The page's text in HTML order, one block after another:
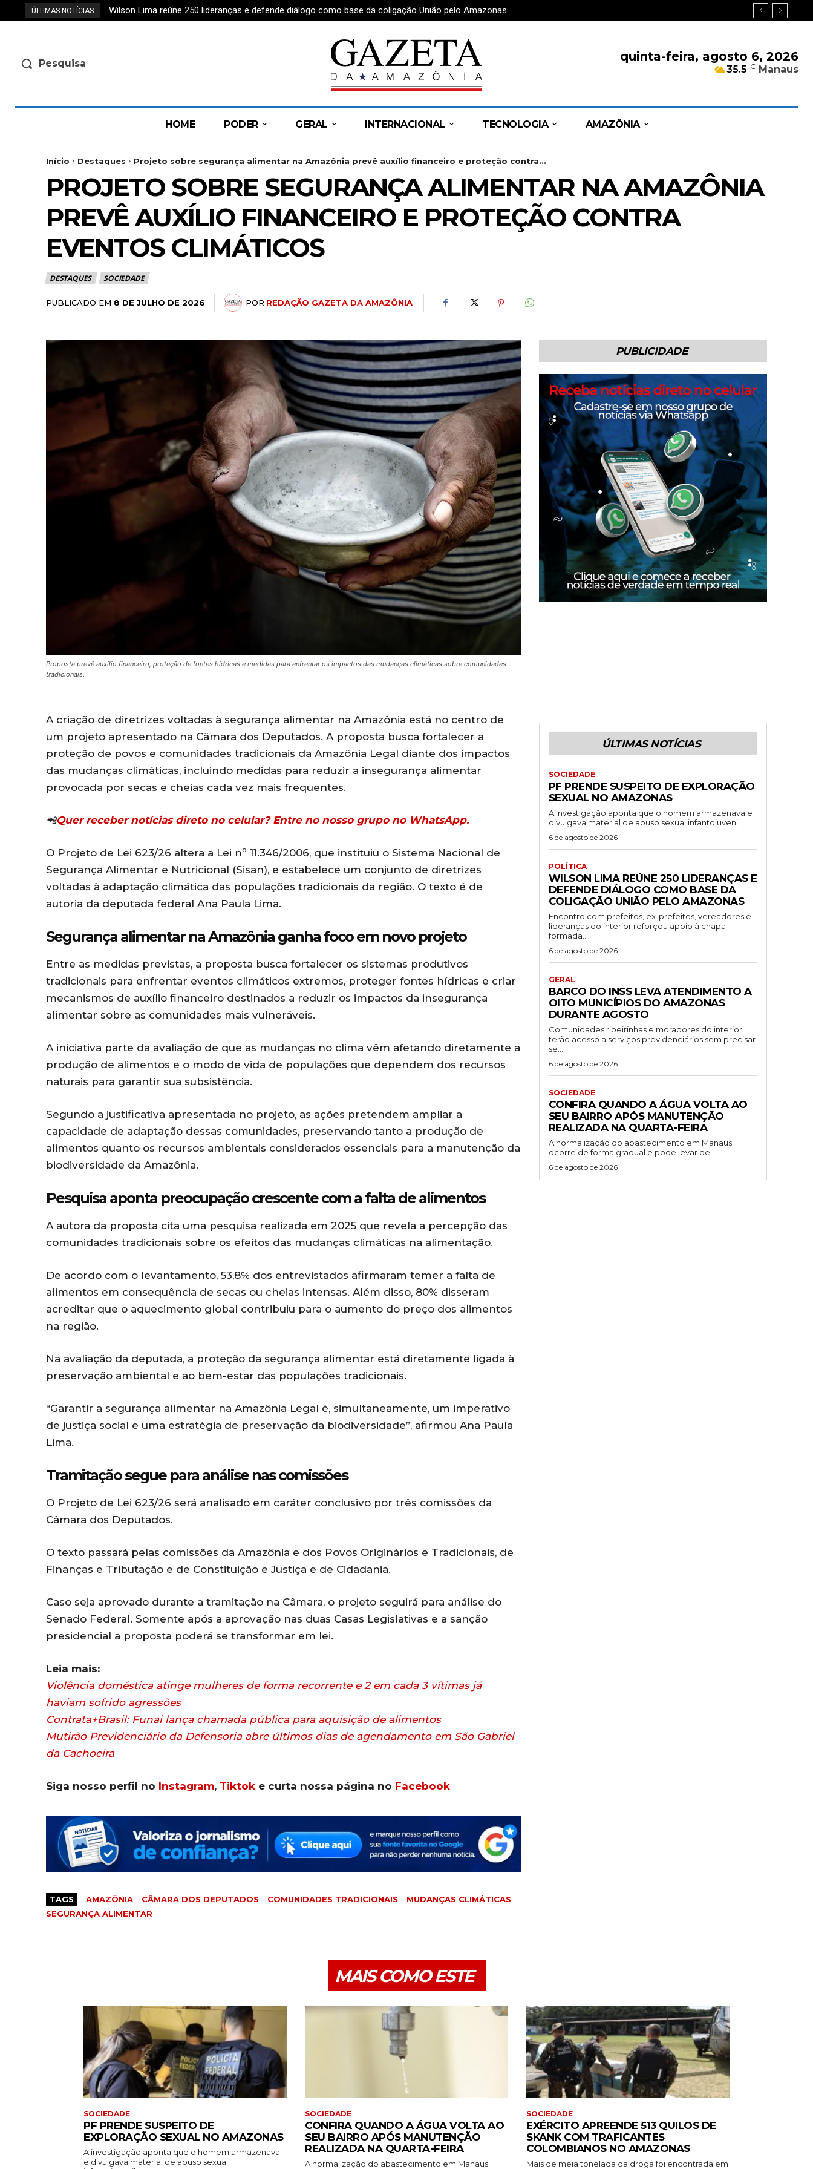
ÚLTIMAS NOTÍCIAS Wilson Lima reúne 250 lideranças e defende diálogo como base da coligação União pelo Amazonas
Pesquisa quinta-feira, agosto 6, 2026
35.5 C Manaus
HOME PODER GERAL INTERNACIONAL TECNOLOGIA AMAZÔNIA
Início Destaques Projeto sobre segurança alimentar na Amazônia prevê auxílio financeiro e proteção contra...
PROJETO SOBRE SEGURANÇA ALIMENTAR NA AMAZÔNIA
PREVÊ AUXÍLIO FINANCEIRO E PROTEÇÃO CONTRA
EVENTOS CLIMÁTICOS
DESTAQUES SOCIEDADE
PUBLICADO EM 8 DE JULHO DE 2026 POR REDAÇÃO GAZETA DA AMAZÔNIA
Proposta prevê auxílio financeiro, proteção de fontes hídricas e medidas para enfrentar os impactos das mudanças climáticas sobre comunidades
tradicionais.
PUBLICIDADE
A criação de diretrizes voltadas à segurança alimentar na Amazônia está no centro de
um projeto apresentado na Câmara dos Deputados. A proposta busca fortalecer a
proteção de povos e comunidades tradicionais da Amazônia Legal diante dos impactos
das mudanças climáticas, incluindo medidas para reduzir a insegurança alimentar
provocada por secas e cheias cada vez mais frequentes.
📲Quer receber notícias direto no celular? Entre no nosso grupo no WhatsApp.
O Projeto de Lei 623/26 altera a Lei nº 11.346/2006, que instituiu o Sistema Nacional de
Segurança Alimentar e Nutricional (Sisan), e estabelece um conjunto de diretrizes
voltadas à adaptação climática das populações tradicionais da região. O texto é de
autoria da deputada federal Ana Paula Lima.
Segurança alimentar na Amazônia ganha foco em novo projeto
Entre as medidas previstas, a proposta busca fortalecer os sistemas produtivos
tradicionais para enfrentar eventos climáticos extremos, proteger fontes hídricas e criar
mecanismos de auxílio financeiro destinados a reduzir os impactos da insegurança
alimentar sobre as comunidades mais vulneráveis.
A iniciativa parte da avaliação de que as mudanças no clima vêm afetando diretamente a
produção de alimentos e o modo de vida de populações que dependem dos recursos
naturais para garantir sua subsistência.
Segundo a justificativa apresentada no projeto, as ações pretendem ampliar a
capacidade de adaptação dessas comunidades, preservando tanto a produção de
alimentos quanto os recursos ambientais considerados essenciais para a manutenção da
biodiversidade da Amazônia.
Pesquisa aponta preocupação crescente com a falta de alimentos
A autora da proposta cita uma pesquisa realizada em 2025 que revela a percepção das
comunidades tradicionais sobre os efeitos das mudanças climáticas na alimentação.
De acordo com o levantamento, 53,8% dos entrevistados afirmaram temer a falta de
alimentos em consequência de secas ou cheias intensas. Além disso, 80% disseram
acreditar que o aquecimento global contribuiu para o aumento do preço dos alimentos
na região.
Na avaliação da deputada, a proteção da segurança alimentar está diretamente ligada à
preservação ambiental e ao bem-estar das populações tradicionais.
“Garantir a segurança alimentar na Amazônia Legal é, simultaneamente, um imperativo
de justiça social e uma estratégia de preservação da biodiversidade”, afirmou Ana Paula
Lima.
Tramitação segue para análise nas comissões
O Projeto de Lei 623/26 será analisado em caráter conclusivo por três comissões da
Câmara dos Deputados.
O texto passará pelas comissões da Amazônia e dos Povos Originários e Tradicionais, de
Finanças e Tributação e de Constituição e Justiça e de Cidadania.
Caso seja aprovado durante a tramitação na Câmara, o projeto seguirá para análise do
Senado Federal. Somente após a aprovação nas duas Casas Legislativas e a sanção
presidencial a proposta poderá se transformar em lei.
Leia mais:
Violência doméstica atinge mulheres de forma recorrente e 2 em cada 3 vítimas já
haviam sofrido agressões
Contrata+Brasil: Funai lança chamada pública para aquisição de alimentos
Mutirão Previdenciário da Defensoria abre últimos dias de agendamento em São Gabriel
da Cachoeira
Siga nosso perfil no Instagram, Tiktok e curta nossa página no Facebook
TAGS AMAZÔNIA CÂMARA DOS DEPUTADOS COMUNIDADES TRADICIONAIS
MUDANÇAS CLIMÁTICAS
SEGURANÇA ALIMENTAR
ÚLTIMAS NOTÍCIAS
SOCIEDADE
PF PRENDE SUSPEITO DE EXPLORAÇÃO
SEXUAL NO AMAZONAS
A investigação aponta que o homem armazenava e
divulgava material de abuso sexual infantojuvenil...
6 de agosto de 2026
POLÍTICA
WILSON LIMA REÚNE 250 LIDERANÇAS E
DEFENDE DIÁLOGO COMO BASE DA
COLIGAÇÃO UNIÃO PELO AMAZONAS
Encontro com prefeitos, ex-prefeitos, vereadores e
lideranças do interior reforçou apoio à chapa
formada...
6 de agosto de 2026
GERAL
BARCO DO INSS LEVA ATENDIMENTO A
OITO MUNICÍPIOS DO AMAZONAS
DURANTE AGOSTO
Comunidades ribeirinhas e moradores do interior
terão acesso a serviços previdenciários sem precisar
se...
6 de agosto de 2026
SOCIEDADE
CONFIRA QUANDO A ÁGUA VOLTA AO
SEU BAIRRO APÓS MANUTENÇÃO
REALIZADA NA QUARTA-FEIRA
A normalização do abastecimento em Manaus
ocorre de forma gradual e pode levar de...
6 de agosto de 2026
MAIS COMO ESTE
SOCIEDADE
PF PRENDE SUSPEITO DE
EXPLORAÇÃO SEXUAL NO AMAZONAS
A investigação aponta que o homem armazenava
e divulgava material de abuso sexual
SOCIEDADE
CONFIRA QUANDO A ÁGUA VOLTA AO
SEU BAIRRO APÓS MANUTENÇÃO
REALIZADA NA QUARTA-FEIRA
A normalização do abastecimento em Manaus
SOCIEDADE
EXÉRCITO APREENDE 513 QUILOS DE
SKANK COM TRAFICANTES
COLOMBIANOS NO AMAZONAS
Mais de meia tonelada da droga foi encontrada em